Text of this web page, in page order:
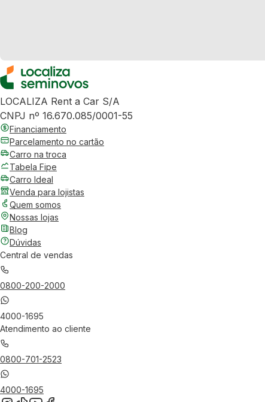
LOCALIZA Rent a Car S/A
CNPJ nº 16.670.085/0001-55
Financiamento
Parcelamento no cartão
Carro na troca
Tabela Fipe
Carro Ideal
Venda para lojistas
Quem somos
Nossas lojas
Blog
Dúvidas
Central de vendas
0800-200-2000
4000-1695
Atendimento ao cliente
0800-701-2523
4000-1695